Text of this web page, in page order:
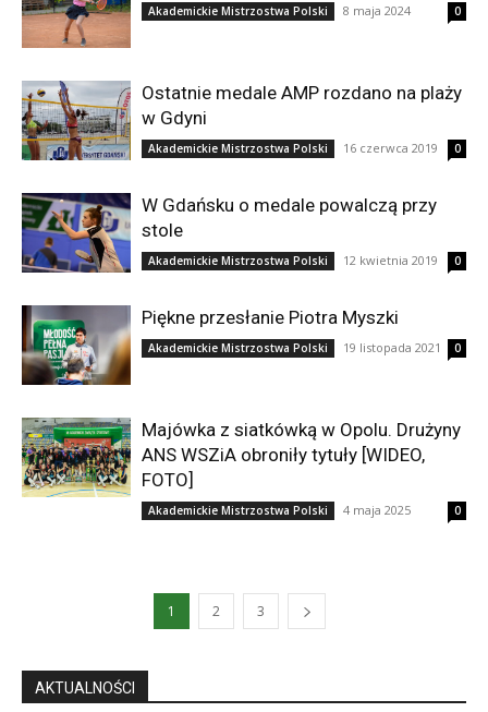
Akademickie Mistrzostwa Polski 8 maja 2024 0
Ostatnie medale AMP rozdano na plaży
w Gdyni
Akademickie Mistrzostwa Polski 16 czerwca 2019 0
W Gdańsku o medale powalczą przy
stole
Akademickie Mistrzostwa Polski 12 kwietnia 2019 0
Piękne przesłanie Piotra Myszki
Akademickie Mistrzostwa Polski 19 listopada 2021 0
Majówka z siatkówką w Opolu. Drużyny
ANS WSZiA obroniły tytuły [WIDEO,
FOTO]
Akademickie Mistrzostwa Polski 4 maja 2025 0
1 2 3
AKTUALNOŚCI